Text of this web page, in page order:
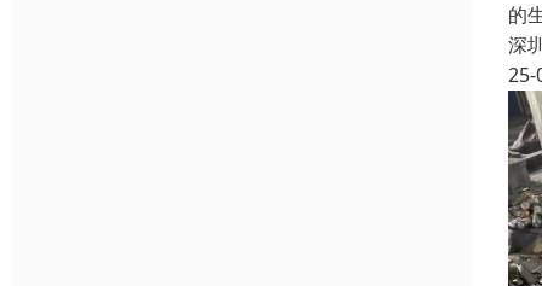
的
深
25-